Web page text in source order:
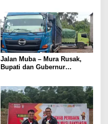
Jalan Muba – Mura Rusak,
Bupati dan Gubernur
Jakarta Lewat Muba